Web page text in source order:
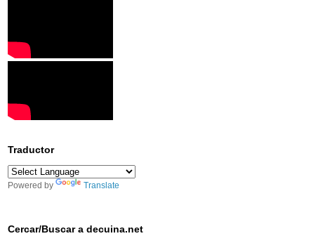
Traductor
Powered by Translate
Cercar/Buscar a decuina.net